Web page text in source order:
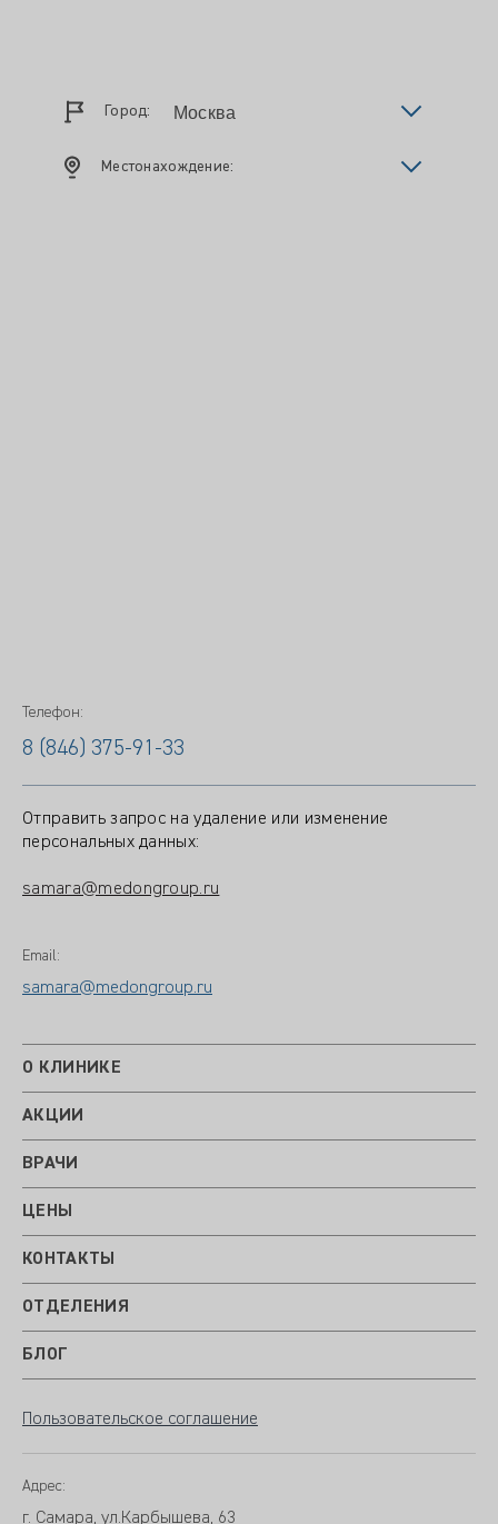
Город:
Местонахождение:
Телефон:
8 (846) 375-91-33
Отправить запрос на удаление или изменение
персональных данных:
samara@medongroup.ru
Email:
samara@medongroup.ru
О КЛИНИКЕ
АКЦИИ
ВРАЧИ
ЦЕНЫ
КОНТАКТЫ
ОТДЕЛЕНИЯ
БЛОГ
Пользовательское соглашение
Адрес:
г. Самара, ул.Карбышева, 63